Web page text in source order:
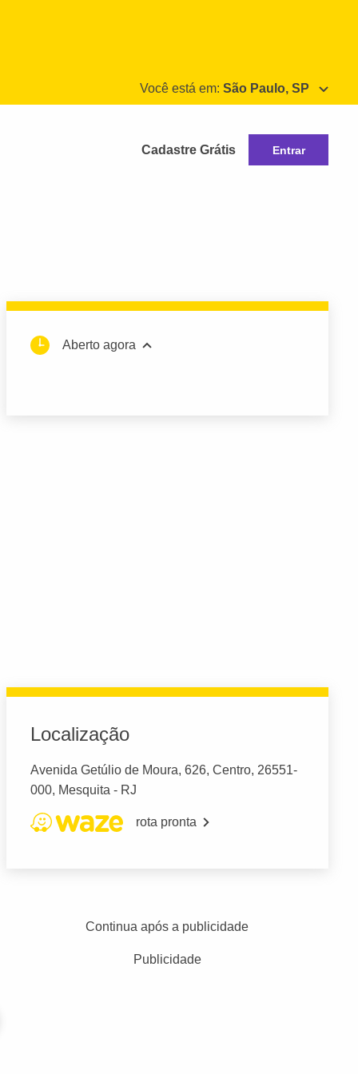
Você está em: São Paulo, SP
Cadastre Grátis Entrar
Aberto agora
Localização
Avenida Getúlio de Moura, 626, Centro, 26551-
000, Mesquita - RJ
rota pronta
Continua após a publicidade
Publicidade